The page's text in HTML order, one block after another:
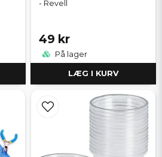
- Revell
49 kr
På lager
LÆG I KURV